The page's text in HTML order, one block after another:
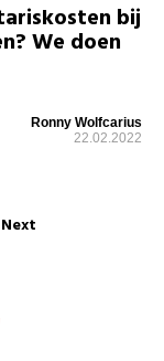
bij
We doen
Ronny Wolfcarius
22.02.2022
Next